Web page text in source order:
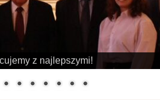
z najlepszymi!